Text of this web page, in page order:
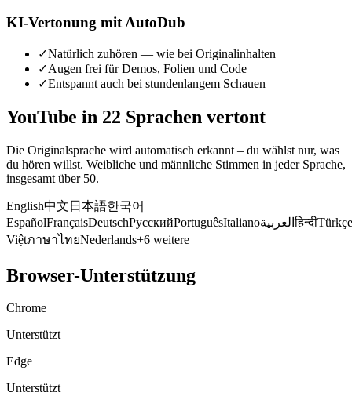
KI-Vertonung mit AutoDub
✓Natürlich zuhören — wie bei Originalinhalten
✓Augen frei für Demos, Folien und Code
✓Entspannt auch bei stundenlangem Schauen
YouTube in 22 Sprachen vertont
Die Originalsprache wird automatisch erkannt – du wählst nur, was
du hören willst. Weibliche und männliche Stimmen in jeder Sprache,
insgesamt über 50.
English中文 日本語한국어
EspañolFrançaisDeutschРусскийPortuguêsItalianoالعربيةहिन्दीTürkçe
ViệtภาษาไทยNederlands+6 weitere
Browser-Unterstützung
Chrome
Unterstützt
Edge
Unterstützt